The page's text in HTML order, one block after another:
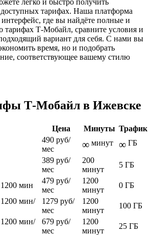
легко и быстро получить
тарифах. Наша платформа
где вы найдёте полные и
тарифах Т-Мобайл, сравните условия и
вариант для себя. С нами вы
время, но и подобрать
соответствующее вашему стилю
Т‑Мобайл в Ижевске
Цена Минуты Трафик
490 руб/
мес
∞ минут ∞ ГБ
389 руб/
мес
200
минут
5 ГБ
мин
479 руб/
мес
1200
минут
0 ГБ
мин/
1279 руб/
мес
1200
минут
100 ГБ
мин/
679 руб/
мес
1200
минут
25 ГБ